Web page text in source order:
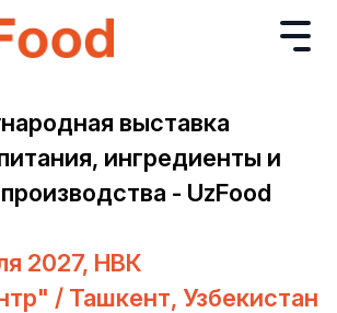
выставка
ингредиенты и
- UzFood
2027, НВК
/ Ташкент, Узбекистан